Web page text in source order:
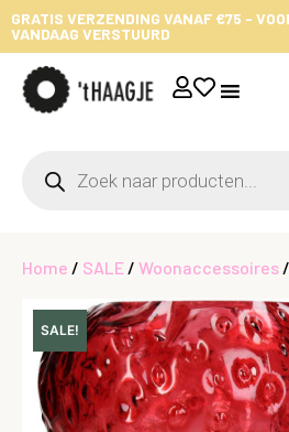
GRATIS VERZENDING VANAF €75 -
VANDAAG VERSTUURD
Home / SALE / Woonaccessoires